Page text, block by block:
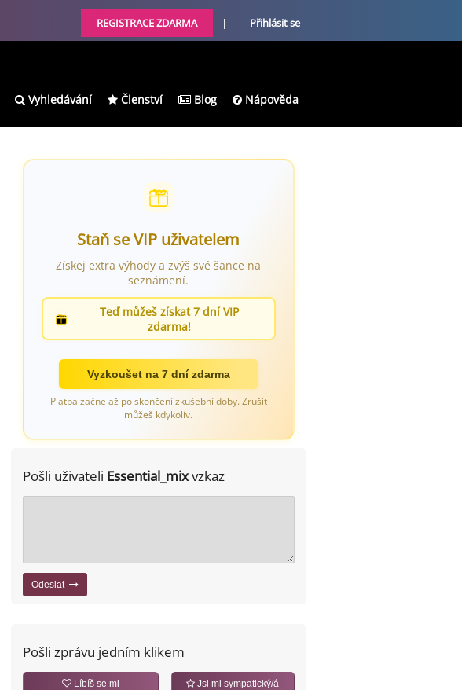
REGISTRACE ZDARMA | Přihlásit se
Vyhledávání Členství Blog Nápověda
Staň se VIP uživatelem
Získej extra výhody a zvýš své šance na
seznámení.
Teď můžeš získat 7 dní VIP
zdarma!
Vyzkoušet na 7 dní zdarma
Platba začne až po skončení zkušební doby. Zrušit
můžeš kdykoliv.
Pošli uživateli Essential_mixvzkaz
Odeslat
Pošli zprávu jedním klikem
Líbíš se mi Jsi mi sympatický/á